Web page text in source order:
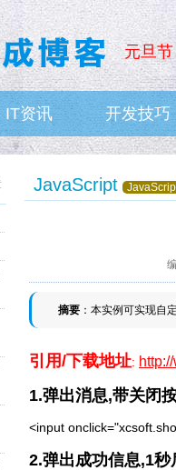
元旦节
HOME
IT资讯 IT News
开发技巧
JavaScript
摘要 ：本实例可实现自
引用/下载地址:
1.弹出消息,带关闭
<input
2.弹出成功信息,1秒